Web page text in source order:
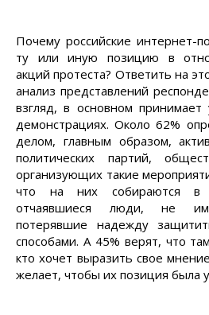
Почему российские интернет-
ту или иную позицию в
акций протеста? Ответить на
анализ представлений
взгляд, в основном принимает
демонстрациях. Около 62%
делом, главным образом,
политических партий,
организующих такие
что на них собираются в
отчаявшиеся люди, не
потерявшие надежду
способами. А 45% верят, что
кто хочет выразить свое
желает, чтобы их позиция была